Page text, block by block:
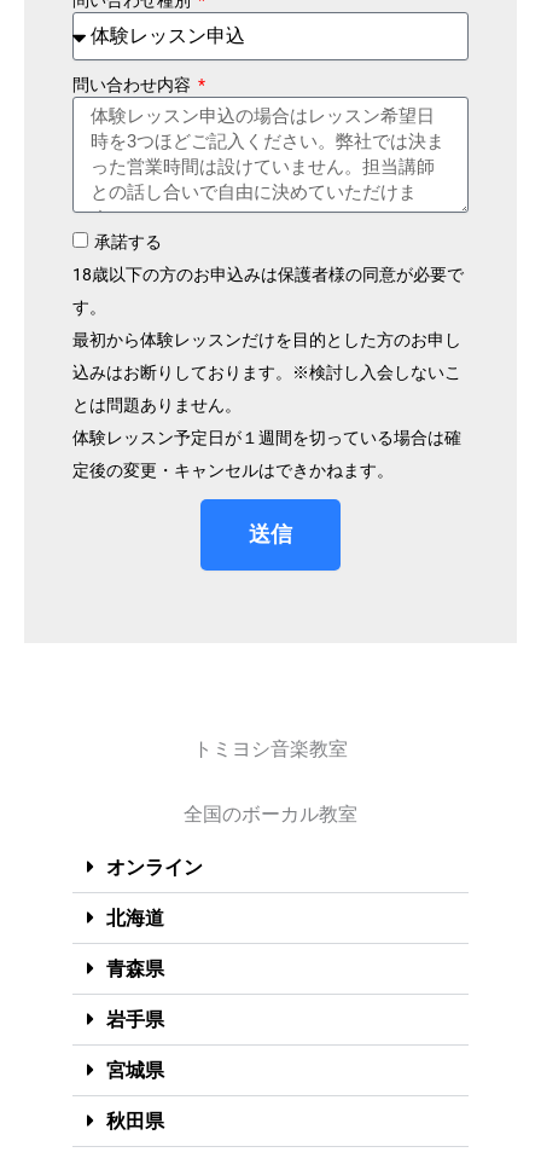
問い合わせ内容
承諾する
18歳以下の方のお申込みは保護者様の同意が必要で
す。
最初から体験レッスンだけを目的とした方のお申し
込みはお断りしております。※検討し入会しないこ
とは問題ありません。
体験レッスン予定日が１週間を切っている場合は確
定後の変更・キャンセルはできかねます。
送信
トミヨシ音楽教室
全国のボーカル教室
オンライン
北海道
青森県
岩手県
宮城県
秋田県